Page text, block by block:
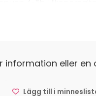
2-4h.
yleisimmät pankki-
information eller en
Lägg till i